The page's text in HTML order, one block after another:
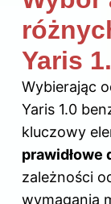
Yaris
Wybierając
Yaris 1.0
kluczowy
prawidłowe
zależności
wymagania